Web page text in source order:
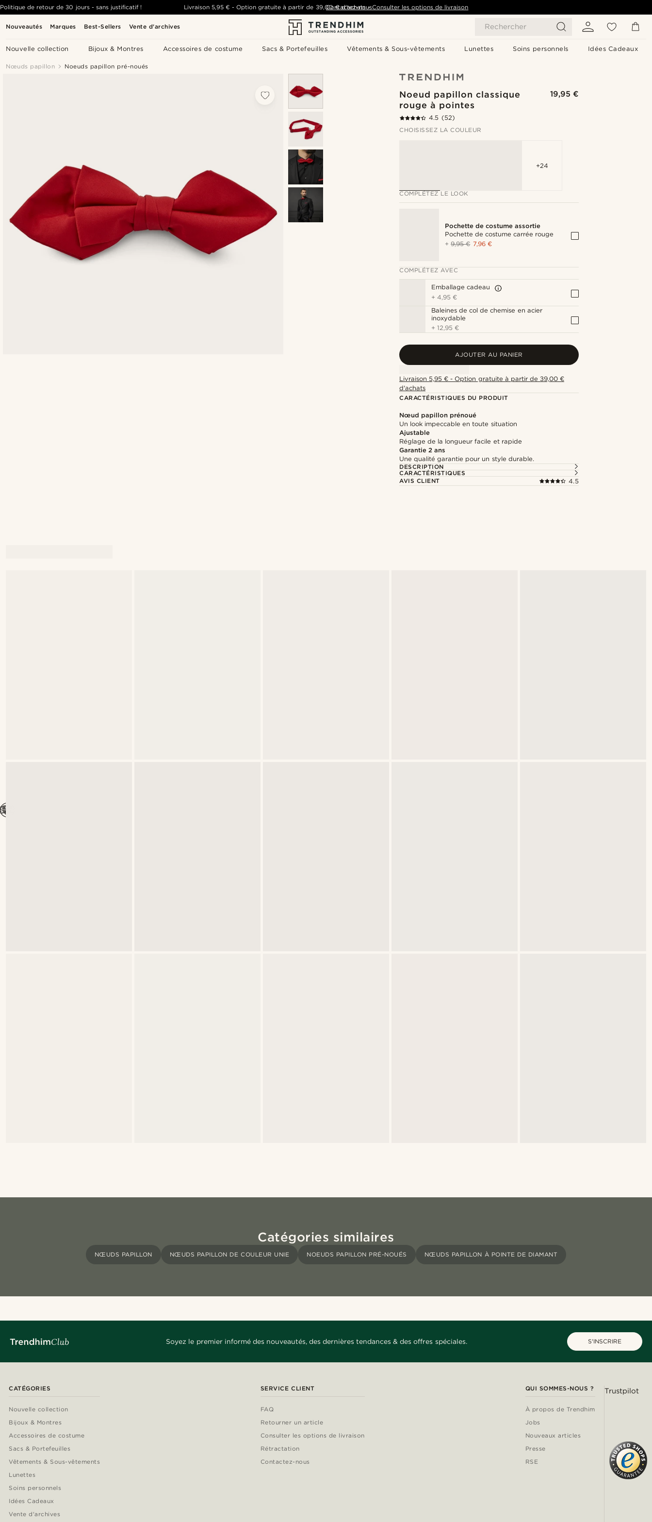
Nouveautés Marques Best-Sellers Vente d'archives Rechercher
Nouvelle collection Bijoux & Montres Accessoires de costume Sacs & Portefeuilles Vêtements & Sous-vêtements Lunettes Soins personnels Idées Cadeaux
Politique de retour de 30 jours - sans justificatif ! Livraison 5,95 € -Option gratuite à partir de 39,00 € d'achats- Consulter les options de livraison
Contactez-nous
Nœuds papillon Noeuds papillon pré-noués
Noeud papillon classique
rouge à pointes
19,95 €
4.5 (52)
CHOISISSEZ LA COULEUR
+24
COMPLÉTEZ LE LOOK
Pochette de costume assortie
Pochette de costume carrée rouge
+9,95 € 7,96 €
COMPLÉTEZ AVEC
Emballage cadeau
+4,95 €
Baleines de col de chemise en acier
inoxydable
+12,95 €
AJOUTER AU PANIER
Livraison 5,95 € - Option gratuite à partir de 39,00 €
d'achats
CARACTÉRISTIQUES DU PRODUIT
Nœud papillon prénoué
Un look impeccable en toute situation
Ajustable
Réglage de la longueur facile et rapide
Garantie 2 ans
Une qualité garantie pour un style durable.
DESCRIPTION
CARACTÉRISTIQUES
AVIS CLIENT
4.5
Catégories similaires
NŒUDS PAPILLON NŒUDS PAPILLON DE COULEUR UNIE NOEUDS PAPILLON PRÉ-NOUÉS NŒUDS PAPILLON À POINTE DE DIAMANT
Soyez le premier informé des nouveautés, des dernières tendances & des offres spéciales. S'INSCRIRE
CATÉGORIES
Nouvelle collection
Bijoux & Montres
Accessoires de costume
Sacs & Portefeuilles
Vêtements & Sous-vêtements
Lunettes
Soins personnels
Idées Cadeaux
Vente d'archives
SERVICE CLIENT
FAQ
Retourner un article
Consulter les options de livraison
Rétractation
Contactez-nous
QUI SOMMES-NOUS ?
À propos de Trendhim
Jobs
Nouveaux articles
Presse
RSE
Trustpilot